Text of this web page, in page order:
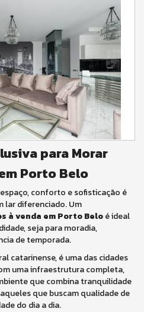
para Morar
Porto Belo
conforto e sofisticação é
lar diferenciado. Um
à venda em Porto Beloé ideal
seja para moradia,
de temporada.
catarinense, é uma das cidades
uma infraestrutura completa,
que combina tranquilidade
que buscam qualidade de
do dia a dia.